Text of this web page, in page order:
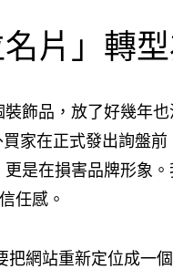
片」轉
飾品，放了好幾年
家在正式發出詢盤
是在損害品牌形象。
任感。
把網站重新定位成一